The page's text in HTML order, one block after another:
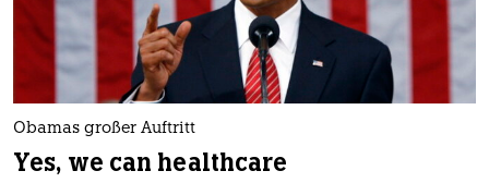
Obamas großer Auftritt
Yes, we can healthcare